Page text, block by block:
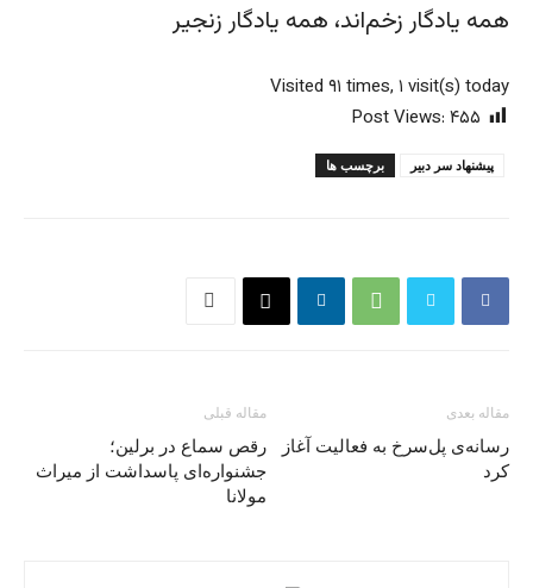
همه یادگار زخم‌اند، همه یادگار زنجیر
Visited ۹۱ times, ۱ visit(s) today
Post Views: ۴۵۵
برچسب ها پیشنهاد سر دبیر
مقاله قبلی
رقص سماع در برلین؛
جشنواره‌ای پاسداشت از میراث
مولانا
مقاله بعدی
رسانه‌ی پل‌سرخ به فعالیت آغاز
کرد